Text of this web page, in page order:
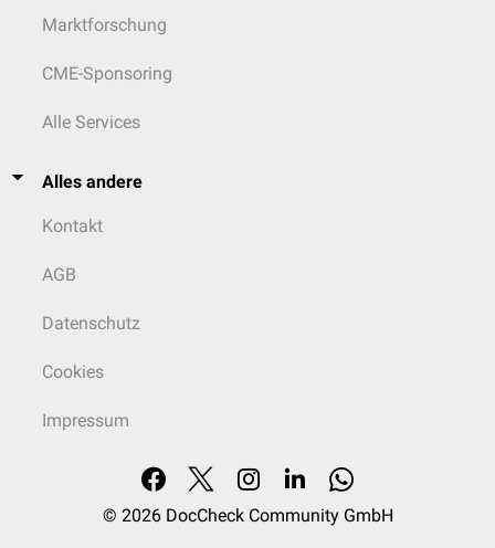
Marktforschung
CME-Sponsoring
Alle Services
Alles andere
Kontakt
AGB
Datenschutz
Cookies
Impressum
© 2026 DocCheck Community GmbH